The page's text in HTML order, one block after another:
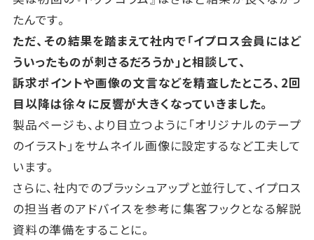
たんです。
ただ、その結果を踏まえて社内で「イプロス会員にはど
ういったものが刺さるだろうか」と相談して、
訴求ポイントや画像の文言などを精査したところ、2回
目以降は徐々に反響が大きくなっていきました。
製品ページも、より目立つように「オリジナルのテープ
のイラスト」をサムネイル画像に設定するなど工夫して
います。
さらに、社内でのブラッシュアップと並行して、イプロス
の担当者のアドバイスを参考に集客フックとなる解説
資料の準備をすることに。